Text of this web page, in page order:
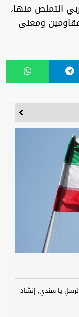
التملص منها،
ومعنى
يا سندي, إنشاد